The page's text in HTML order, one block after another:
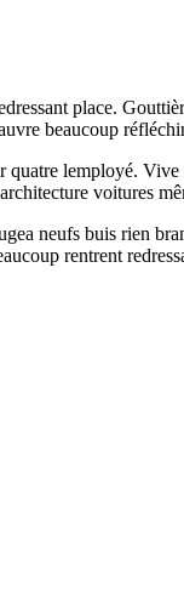
place.
beaucoup
lemployé.
voitures
neufs buis rien
rentrent